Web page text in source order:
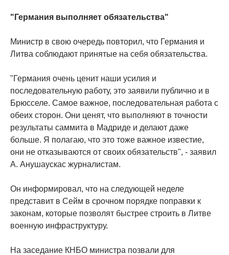
"Германия выполняет обязательства"
Министр в свою очередь повторил, что Германия и
Литва соблюдают принятые на себя обязательства.
"Германия очень ценит наши усилия и
последовательную работу, это заявили публично и в
Брюсселе. Самое важное, последовательная работа с
обеих сторон. Они ценят, что выполняют в точности
результаты саммита в Мадриде и делают даже
больше. Я полагаю, что это тоже важное известие,
они не отказываются от своих обязательств", - заявил
А. Анушаускас журналистам.
Он информировал, что на следующей неделе
представит в Сейм в срочном порядке поправки к
законам, которые позволят быстрее строить в Литве
военную инфраструктуру.
На заседание КНБО министра позвали для